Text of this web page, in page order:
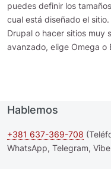
puedes definir los
cual está diseñado el
Drupal o hacer sitios muy
avanzado, elige Omega o
Hablemos
+381 637-369-708
WhatsApp, Telegram,